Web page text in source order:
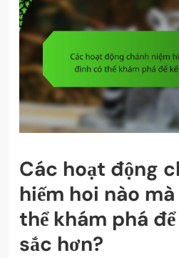
Các hoạt động
hiếm hoi nào
thể khám phá
sắc hơn?